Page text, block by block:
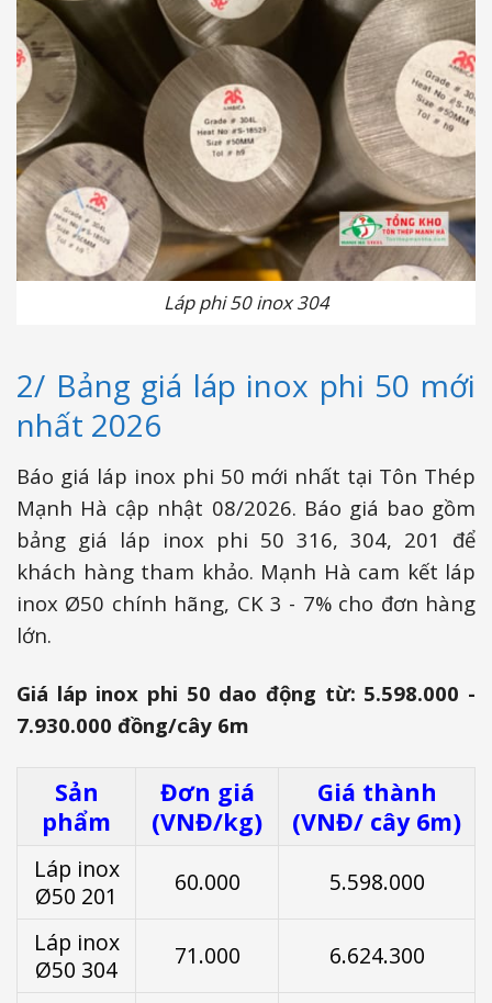
Láp phi 50 inox 304
2/ Bảng giá láp inox phi 50 mới
nhất 2026
Báo giá láp inox phi 50 mới nhất tại Tôn Thép
Mạnh Hà cập nhật 08/2026. Báo giá bao gồm
bảng giá láp inox phi 50 316, 304, 201 để
khách hàng tham khảo. Mạnh Hà cam kết láp
inox Ø50 chính hãng, CK 3 - 7% cho đơn hàng
lớn.
Giá láp inox phi 50 dao động từ: 5.598.000 -
7.930.000 đồng/cây 6m
Sản
phẩm
Đơn giá
(VNĐ/kg)
Giá thành
(VNĐ/ cây 6m)
Láp inox
Ø50 201
60.000 5.598.000
Láp inox
Ø50 304
71.000 6.624.300